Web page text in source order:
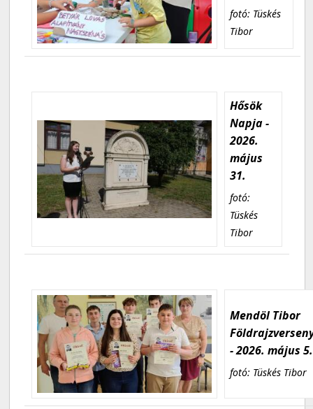
fotó: Tüskés
Tibor
Hősök
Napja -
2026.
május
31.
fotó:
Tüskés
Tibor
Mendöl Tibor
- 2026. május 5.
fotó: Tüskés Tibor